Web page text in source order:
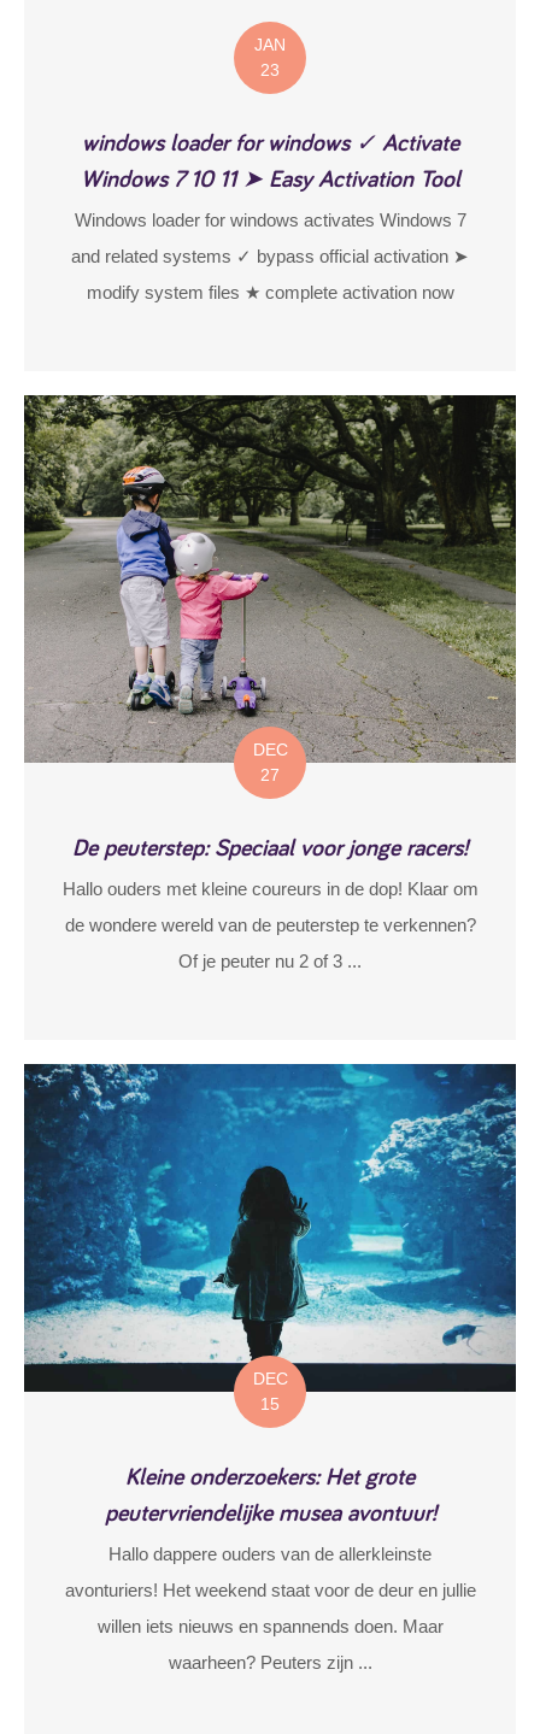
JAN
23
windows loader for windows ✓ Activate
Windows 7 10 11 ➤ Easy Activation Tool
Windows loader for windows activates Windows 7
and related systems ✓ bypass official activation ➤
modify system files ★ complete activation now
DEC
27
De peuterstep: Speciaal voor jonge racers!
Hallo ouders met kleine coureurs in de dop! Klaar om
de wondere wereld van de peuterstep te verkennen?
Of je peuter nu 2 of 3 ...
DEC
15
Kleine onderzoekers: Het grote
peutervriendelijke musea avontuur!
Hallo dappere ouders van de allerkleinste
avonturiers! Het weekend staat voor de deur en jullie
willen iets nieuws en spannends doen. Maar
waarheen? Peuters zijn ...